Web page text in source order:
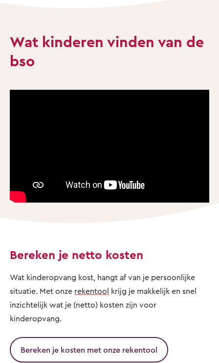
Wat kinderen vinden van de
bso
Bereken je netto kosten
Wat kinderopvang kost, hangt af van je persoonlijke
situatie. Met onze rekentool krijg je makkelijk en snel
inzichtelijk wat je (netto) kosten zijn voor
kinderopvang.
Bereken je kosten met onze rekentool